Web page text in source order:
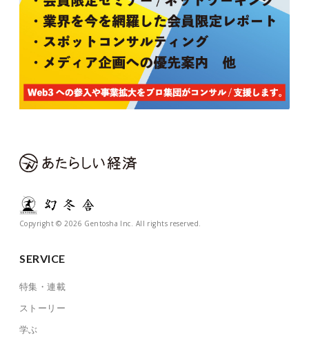
Copyright © 2026 Gentosha Inc. All rights reserved.
SERVICE
特集・連載
ストーリー
学ぶ